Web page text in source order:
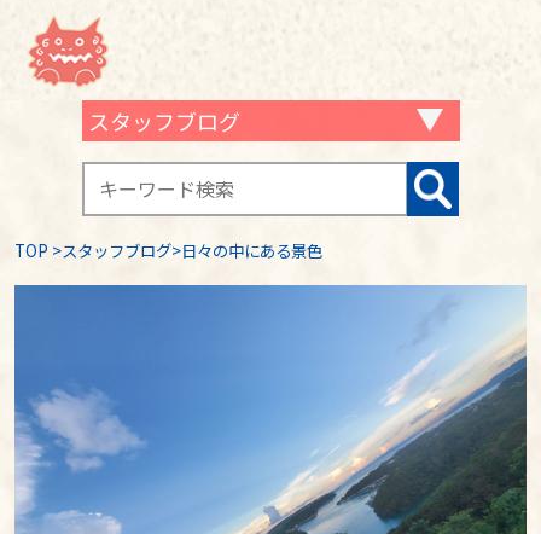
スタッフブログ
TOP >スタッフブログ>日々の中にある景色